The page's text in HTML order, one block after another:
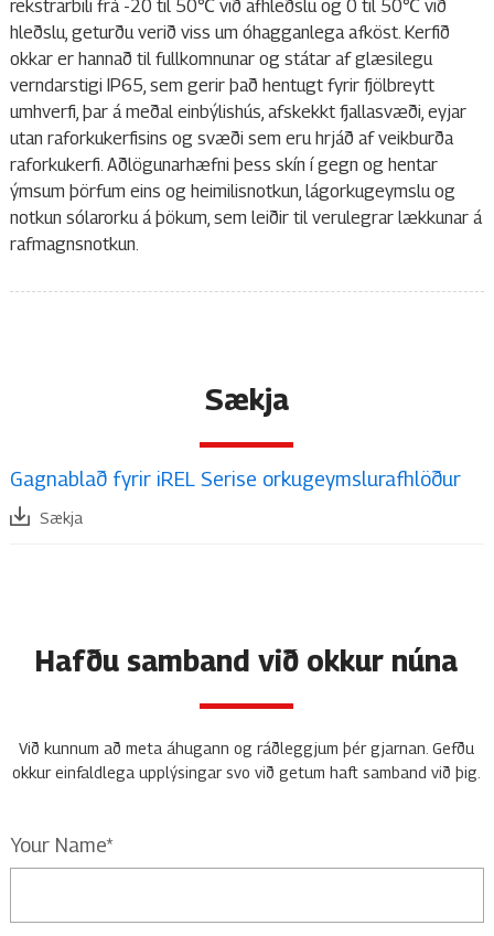
rekstrarbili frá -20 til 50℃ við afhleðslu og 0 til 50℃ við
hleðslu, geturðu verið viss um óhagganlega afköst. Kerfið
okkar er hannað til fullkomnunar og státar af glæsilegu
verndarstigi IP65, sem gerir það hentugt fyrir fjölbreytt
umhverfi, þar á meðal einbýlishús, afskekkt fjallasvæði, eyjar
utan raforkukerfisins og svæði sem eru hrjáð af veikburða
raforkukerfi. Aðlögunarhæfni þess skín í gegn og hentar
ýmsum þörfum eins og heimilisnotkun, lágorkugeymslu og
notkun sólarorku á þökum, sem leiðir til verulegrar lækkunar á
rafmagnsnotkun.
Sækja
Gagnablað fyrir iREL Serise orkugeymslurafhlöður
Sækja
Hafðu samband við okkur núna
Við kunnum að meta áhugann og ráðleggjum þér gjarnan. Gefðu
okkur einfaldlega upplýsingar svo við getum haft samband við þig.
Your Name*